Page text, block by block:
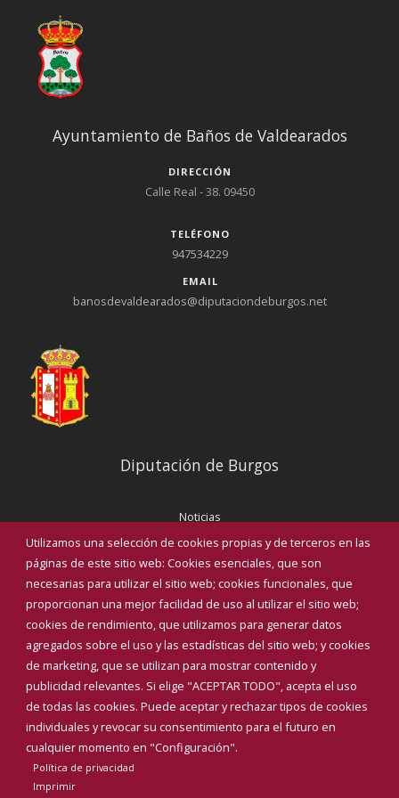
Utilizamos una selección de cookies propias y de terceros en las
páginas de este sitio web: Cookies esenciales, que son
necesarias para utilizar el sitio web; cookies funcionales, que
proporcionan una mejor facilidad de uso al utilizar el sitio web;
cookies de rendimiento, que utilizamos para generar datos
agregados sobre el uso y las estadísticas del sitio web; y cookies
de marketing, que se utilizan para mostrar contenido y
publicidad relevantes. Si elige "ACEPTAR TODO", acepta el uso
de todas las cookies. Puede aceptar y rechazar tipos de cookies
individuales y revocar su consentimiento para el futuro en
cualquier momento en "Configuración".
Política de privacidad
Imprimir
Ayuntamiento de Baños de Valdearados
DIRECCIÓN
Calle Real - 38. 09450
TELÉFONO
947534229
EMAIL
banosdevaldearados@diputaciondeburgos.net
Diputación de Burgos
Noticias
Eventos
Corporación Municipal
Teléfonos de interés
INICIAR SESIÓN
MAPA WEB